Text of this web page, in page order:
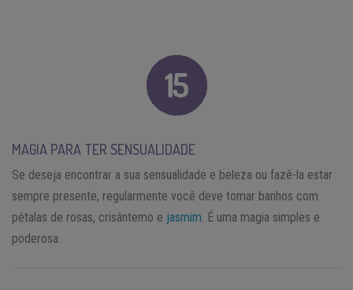
MAGIA PARA TER SENSUALIDADE
Se deseja encontrar a sua sensualidade e beleza ou fazê-la estar
sempre presente, regularmente você deve tomar banhos com
pétalas de rosas, crisântemo e jasmim . É uma magia simples e
poderosa.